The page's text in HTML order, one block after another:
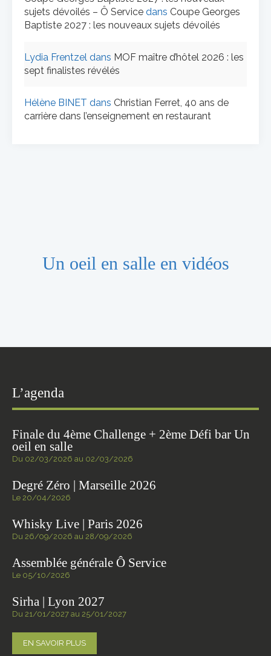
sujets dévoilés – Ô Service dans Coupe Georges
Baptiste 2027 : les nouveaux sujets dévoilés
Lydia Frentzel dans MOF maître d’hôtel 2026 : les
sept finalistes révélés
Hélène BINET dans Christian Ferret, 40 ans de
carrière dans l’enseignement en restaurant
Un oeil en salle en vidéos
L’agenda
Finale du 4ème Challenge + 2ème Défi bar Un
oeil en salle
Du 02/03/2026 au 02/03/2026
Degré Zéro | Marseille 2026
Le 20/04/2026
Whisky Live | Paris 2026
Du 26/09/2026 au 28/09/2026
Assemblée générale Ô Service
Le 05/10/2026
Sirha | Lyon 2027
Du 21/01/2027 au 25/01/2027
EN SAVOIR PLUS